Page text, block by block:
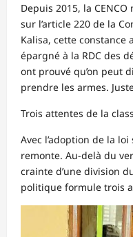
Depuis 2015, la
sur l’article 220 de la
Kalisa, cette constance
épargné à la RDC des
ont prouvé qu’on peut
prendre les armes.
Trois attentes de la
Avec l’adoption de la
remonte. Au-delà du
crainte d’une division
politique formule trois